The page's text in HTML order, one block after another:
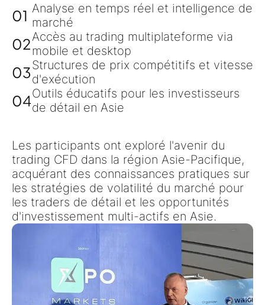
01 Analyse en temps réel et intelligence de
marché
02Accès au trading multiplateforme via
mobile et desktop
03Structures de prix compétitifs et vitesse
d'exécution
04Outils éducatifs pour les investisseurs
de détail en Asie
Les participants ont exploré l'avenir du
trading CFD dans la région Asie-Pacifique,
acquérant des connaissances pratiques sur
les stratégies de volatilité du marché pour
les traders de détail et les opportunités
d'investissement multi-actifs en Asie.